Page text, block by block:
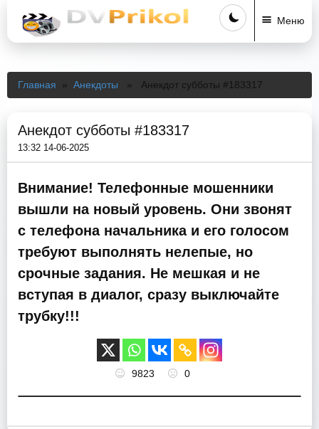
Меню
Главная » Анекдоты » Анекдот субботы #183317
Анекдот субботы #183317
13:32 14-06-2025
Внимание! Телефонные мошенники
вышли на новый уровень. Они звонят
с телефона начальника и его голосом
требуют выполнять нелепые, но
срочные задания. Не мешкая и не
вступая в диалог, сразу выключайте
трубку!!!
9823 0